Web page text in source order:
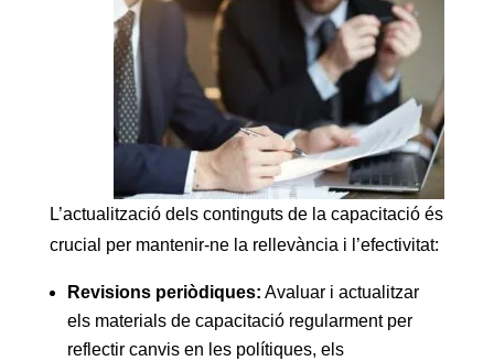
L’actualització dels continguts de la capacitació és
crucial per mantenir-ne la rellevància i l’efectivitat:
Revisions periòdiques: Avaluar i actualitzar
els materials de capacitació regularment per
reflectir canvis en les polítiques, els